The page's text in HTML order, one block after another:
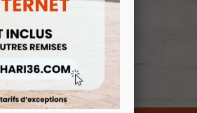
D'ENVIES